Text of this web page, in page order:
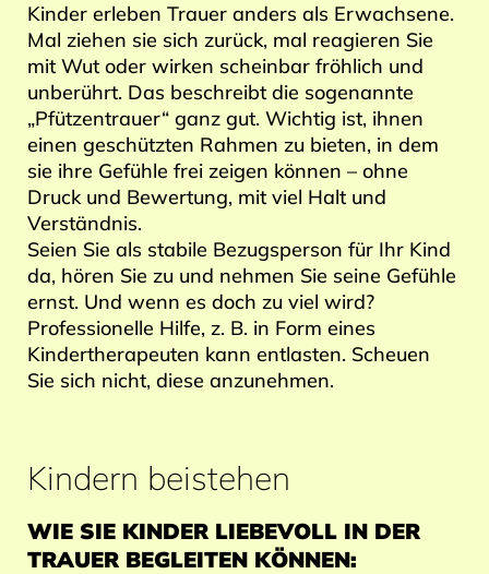
Kinder erleben Trauer anders als Erwachsene.
Mal ziehen sie sich zurück, mal reagieren Sie
mit Wut oder wirken scheinbar fröhlich und
unberührt. Das beschreibt die sogenannte
„Pfützentrauer“ ganz gut. Wichtig ist, ihnen
einen geschützten Rahmen zu bieten, in dem
sie ihre Gefühle frei zeigen können – ohne
Druck und Bewertung, mit viel Halt und
Verständnis.
Seien Sie als stabile Bezugsperson für Ihr Kind
da, hören Sie zu und nehmen Sie seine Gefühle
ernst. Und wenn es doch zu viel wird?
Professionelle Hilfe, z. B. in Form eines
Kindertherapeuten kann entlasten. Scheuen
Sie sich nicht, diese anzunehmen.
Kindern beistehen
WIE SIE KINDER LIEBEVOLL IN DER
TRAUER BEGLEITEN KÖNNEN: